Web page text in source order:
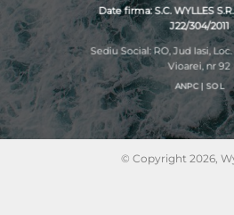
Date firma: S.C. WYLLES
J22/304/2011
Sediu Social: RO, Jud Iasi,
Vioarei, nr 92
ANPC | SOL
© Copyright 2026,